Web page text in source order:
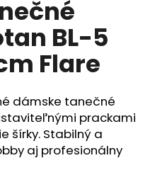
BL-5
Flare
dámske tanečné
prackami
šírky. Stabilný a
aj profesionálny